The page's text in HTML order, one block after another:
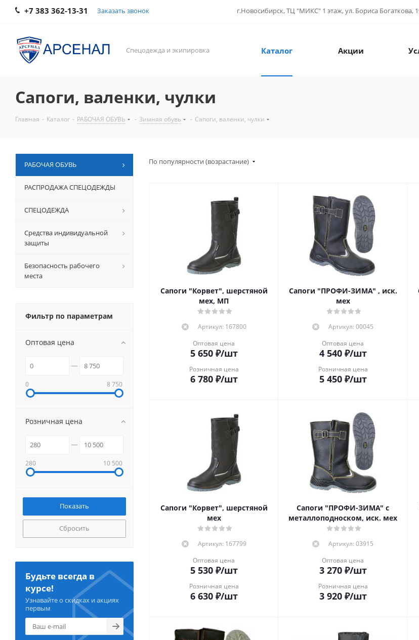
+7 383 362-13-31 Заказать звонок г.Новосибирск, ТЦ "МИКС" 1 этаж, ул. Бориса Богаткова,
Спецодежда и экипировка Каталог Акции
Сапоги, валенки, чулки
Главная - Каталог - РАБОЧАЯ ОБУВЬ - Зимняя обувь - Сапоги, валенки, чулки
По популярности (возрастание)
Сапоги "Корвет", шерстяной
мех, МП
Артикул: 167800
Оптовая цена
5 650₽/шт
Розничная цена
6 780₽/шт
Сапоги "ПРОФИ-ЗИМА" , иск.
мех
Артикул: 00045
Оптовая цена
4 540₽/шт
Розничная цена
5 450₽/шт
Сапоги "Корвет", шерстяной
мех
Артикул: 167799
Оптовая цена
5 530₽/шт
Розничная цена
6 630₽/шт
Сапоги "ПРОФИ-ЗИМА" с
металлоподноском, иск. мех
Артикул: 03915
Оптовая цена
3 270₽/шт
Розничная цена
3 920₽/шт
РАБОЧАЯ ОБУВЬ
РАСПРОДАЖА СПЕЦОДЕЖДЫ
СПЕЦОДЕЖДА
Средства индивидуальной
защиты
Безопасность рабочего
места
Фильтр по параметрам
Оптовая цена
0 8 750
Розничная цена
280 10 500
Сбросить
Будьте всегда в
курсе!
Узнавайте о скидках и акциях
первым